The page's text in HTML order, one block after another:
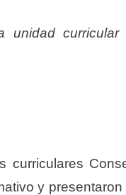
unidad
curriculares
y